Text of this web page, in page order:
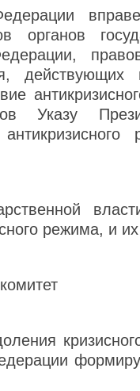
органов
Указу
режима, и